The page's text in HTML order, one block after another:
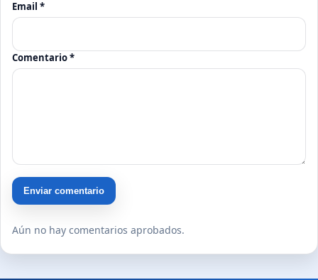
Email *
Comentario *
Enviar comentario
Aún no hay comentarios aprobados.